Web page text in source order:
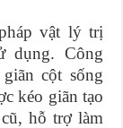
vật lý trị
dụng. Công
cột sống
kéo giãn tạo
hỗ trợ làm